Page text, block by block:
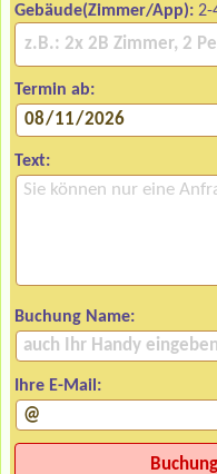
Gebäude(Zimmer/App): 2-
Termin ab:
Text:
Buchung Name:
Ihre E-Mail: